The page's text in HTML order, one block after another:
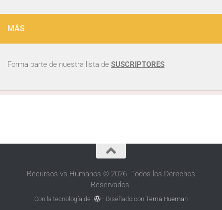
MÁS
Forma parte de nuestra lista de SUSCRIPTORES
Recursos vs Humanos © 2026. Todos los Derechos
Reservados.
Con la tecnología de - Diseñado con Tema Hueman